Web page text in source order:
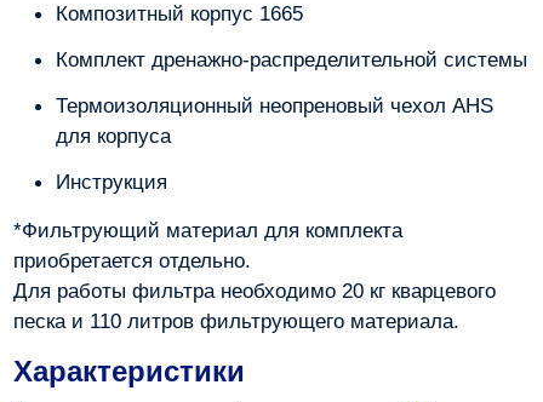
Композитный корпус 1665
Комплект дренажно-распределительной системы
Термоизоляционный неопреновый чехол AHS
для корпуса
Инструкция
*Фильтрующий материал для комплекта
приобретается отдельно.
Для работы фильтра необходимо 20 кг кварцевого
песка и 110 литров фильтрующего материала.
Характеристики